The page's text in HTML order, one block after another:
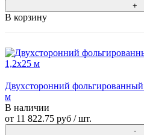
В корзину
Двухсторонний
м
В наличии
от 11 822.75 руб / шт.